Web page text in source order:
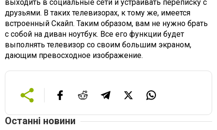
выходить в социальные сети и устраивать переписку с
друзьями. В таких телевизорах, к тому же, имеется
встроенный Скайп. Таким образом, вам не нужно брать
с собой на диван ноутбук. Все его функции будет
выполнять телевизор со своим большим экраном,
дающим превосходное изображение.
Останні новини